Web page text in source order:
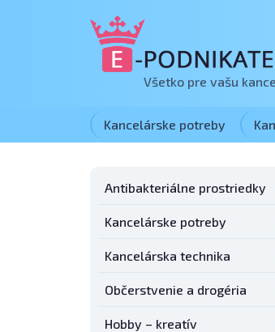
Všetko pre vašu
Kancelárske potreby
Antibakteriálne prostriedky
Kancelárske potreby
Kancelárska technika
Občerstvenie a drogéria
Hobby – kreatív